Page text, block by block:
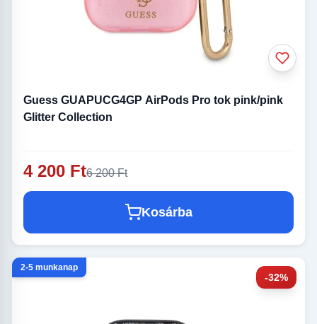
Guess GUAPUCG4GP AirPods Pro tok pink/pink
Glitter Collection
4 200 Ft6 200 Ft
Kosárba
-32%
2-5 munkanap